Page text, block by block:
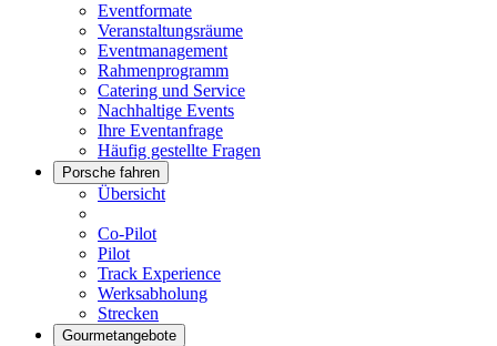
Eventformate
Veranstaltungsräume
Eventmanagement
Rahmenprogramm
Catering und Service
Nachhaltige Events
Ihre Eventanfrage
Häufig gestellte Fragen
Porsche fahren
Übersicht
Co-Pilot
Pilot
Track Experience
Werksabholung
Strecken
Gourmetangebote